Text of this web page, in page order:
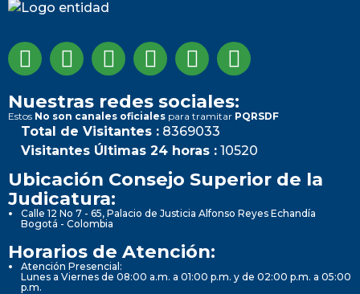
Nuestras redes sociales:
Estos No son canales oficiales para tramitar PQRSDF
Total de Visitantes : 8369033
Visitantes Últimas 24 horas : 10520
Ubicación Consejo Superior de la
Judicatura:
Calle 12 No 7 - 65, Palacio de Justicia Alfonso Reyes Echandía
Bogotá - Colombia
Horarios de Atención:
Atención Presencial:
Lunes a Viernes de 08:00 a.m. a 01:00 p.m. y de 02:00 p.m. a 05:00
p.m.